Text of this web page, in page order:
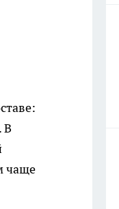
В
чаще